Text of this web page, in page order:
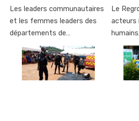
Les leaders communautaires
et les femmes leaders des
départements de…
Le
acteurs